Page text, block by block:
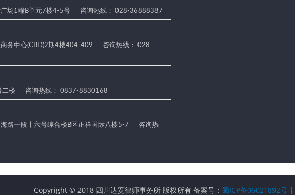
场1幢B单元7楼4-5号 咨询热线： 028-36888387
务中心(CBD)2期4楼404-409
咨询热线： 028-
二楼 咨询热线： 0837-8830168
路一段十六号综合楼B区正祥国际八楼5-7
咨询热
Copyright © 2018 四川达宽律师事务所 版权所有 备案号： 蜀ICP备06021892号 |